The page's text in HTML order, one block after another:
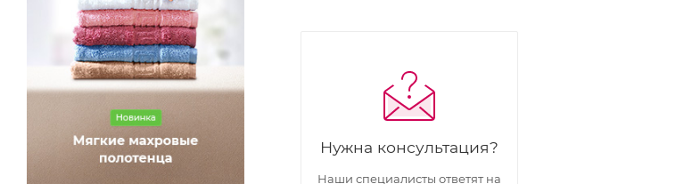
Нужна консультация?
Наши специалисты ответят на